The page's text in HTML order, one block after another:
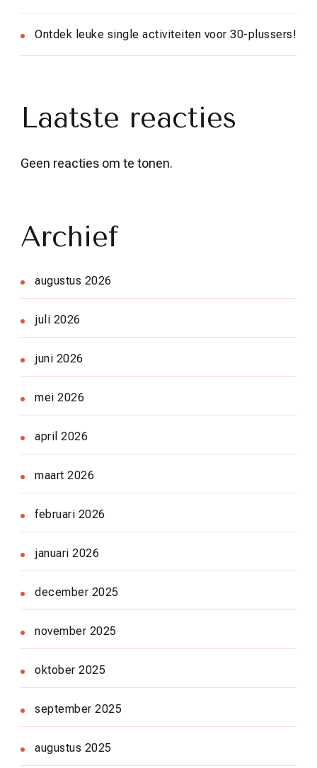
Ontdek leuke single activiteiten voor 30-plussers!
Laatste reacties
Geen reacties om te tonen.
Archief
augustus 2026
juli 2026
juni 2026
mei 2026
april 2026
maart 2026
februari 2026
januari 2026
december 2025
november 2025
oktober 2025
september 2025
augustus 2025